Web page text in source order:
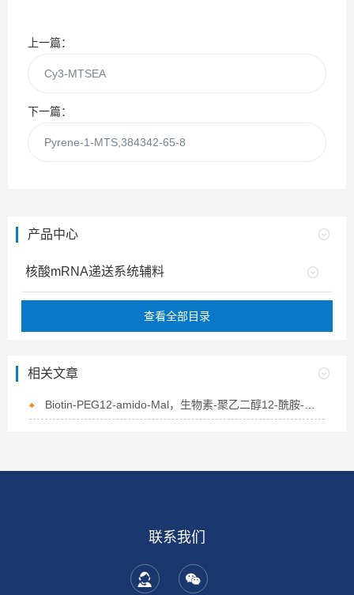
上一篇：
Cy3-MTSEA
下一篇：
Pyrene-1-MTS,384342-65-8
产品中心
核酸mRNA递送系统辅料
查看全部目录
相关文章
联系我们